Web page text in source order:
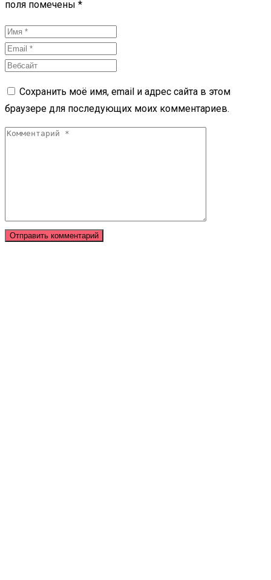
поля помечены *
Сохранить моё имя, email и адрес сайта в этом
браузере для последующих моих комментариев.